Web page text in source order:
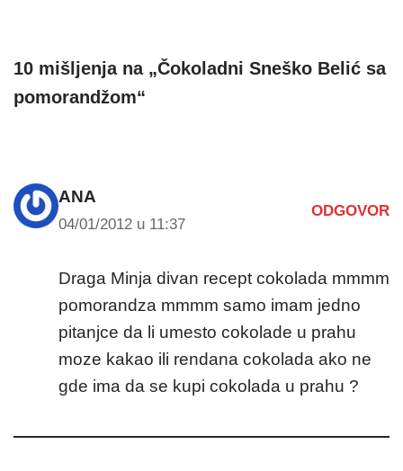
10 mišljenja na „Čokoladni Sneško Belić sa
pomorandžom“
ANA
04/01/2012 u 11:37
ODGOVOR
Draga Minja divan recept cokolada mmmm
pomorandza mmmm samo imam jedno
pitanjce da li umesto cokolade u prahu
moze kakao ili rendana cokolada ako ne
gde ima da se kupi cokolada u prahu ?